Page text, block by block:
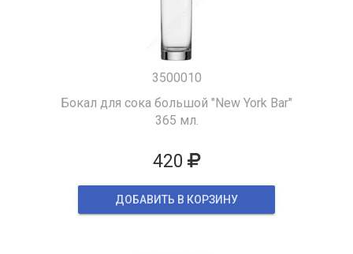
3500010
Бокал для сока большой "New York Bar"
365 мл.
420
ДОБАВИТЬ В КОРЗИНУ